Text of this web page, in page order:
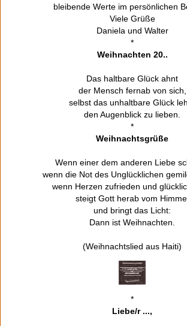
bleibende Werte im persönlichen
Viele Grüße
Daniela und Walter
*
Weihnachten 20..
Das haltbare Glück ahnt
der Mensch fernab von sich,
selbst das unhaltbare Glück
den Augenblick zu lieben.
*
Weihnachtsgrüße
Wenn einer dem anderen Liebe
wenn die Not des Unglücklichen
wenn Herzen zufrieden und
steigt Gott herab vom
und bringt das Licht:
Dann ist Weihnachten.
(Weihnachtslied aus Haiti)
*
Liebe/r ...,